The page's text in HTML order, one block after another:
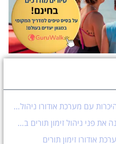
אודורו זימון תורים